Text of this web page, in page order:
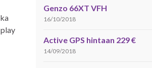
Genzo 66XT VFH
16/10/2018
Active GPS hintaan 229 €
14/09/2018